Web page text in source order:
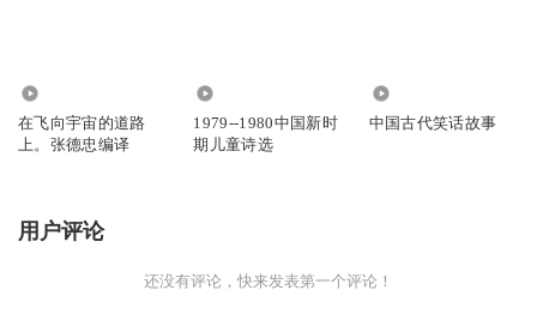
在飞向宇宙的道路
上。张德忠编译
1979--1980中国新时
期儿童诗选
中国古代笑话故事
用户评论
还没有评论，快来发表第一个评论！